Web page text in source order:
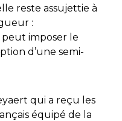
reste assujettie à
:
peut imposer le
d’une semi-
qui a reçu les
équipé de la